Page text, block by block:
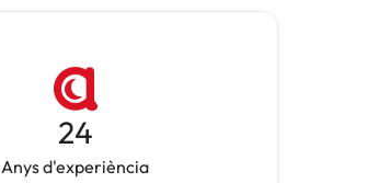
24
Anys d'experiència